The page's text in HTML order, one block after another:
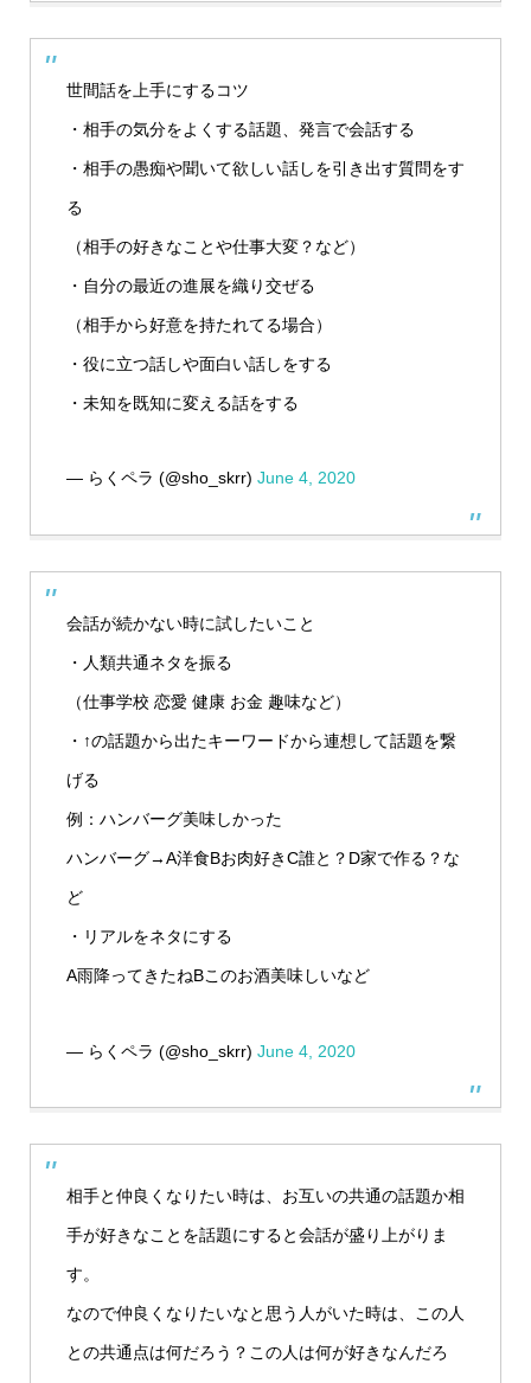
世間話を上手にするコツ
・相手の気分をよくする話題、発言で会話する
・相手の愚痴や聞いて欲しい話しを引き出す質問をす
る
（相手の好きなことや仕事大変？など）
・自分の最近の進展を織り交ぜる
（相手から好意を持たれてる場合）
・役に立つ話しや面白い話しをする
・未知を既知に変える話をする
— らくペラ (@sho_skrr) June 4, 2020
会話が続かない時に試したいこと
・人類共通ネタを振る
（仕事学校 恋愛 健康 お金 趣味など）
・↑の話題から出たキーワードから連想して話題を繋
げる
例：ハンバーグ美味しかった
ハンバーグ→A洋食Bお肉好きC誰と？D家で作る？な
ど
・リアルをネタにする
A雨降ってきたねBこのお酒美味しいなど
— らくペラ (@sho_skrr) June 4, 2020
相手と仲良くなりたい時は、お互いの共通の話題か相
手が好きなことを話題にすると会話が盛り上がりま
す。
なので仲良くなりたいなと思う人がいた時は、この人
との共通点は何だろう？この人は何が好きなんだろ